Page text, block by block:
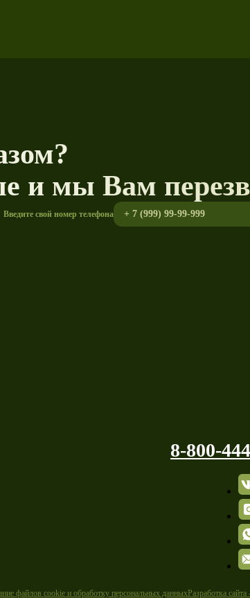
и мы Вам
Введите свой номер телефона
8-800-
файлов cookie и обработку персональных данныхРазработка